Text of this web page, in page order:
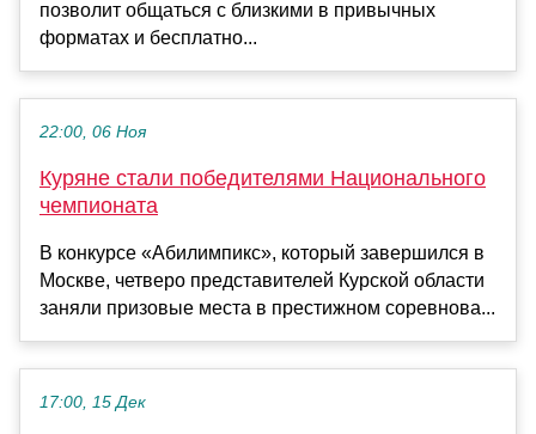
позволит общаться с близкими в привычных
форматах и бесплатно...
22:00, 06 Ноя
Куряне стали победителями Национального
чемпионата
В конкурсе «Абилимпикс», который завершился в
Москве, четверо представителей Курской области
заняли призовые места в престижном соревнова...
17:00, 15 Дек